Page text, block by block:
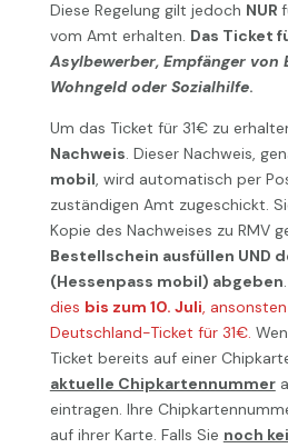
Diese Regelung gilt jedoch NUR
vom Amt erhalten. Das Ticket
Asylbewerber, Empfänger von
Wohngeld oder Sozialhilfe.
Um das Ticket für 31€ zu
Nachweis. Dieser Nachweis,
mobil, wird automatisch per
zuständigen Amt zugeschickt.
Kopie des Nachweises zu RMV
Bestellschein ausfüllen UND
(Hessenpass mobil) abgeben.
dies bis zum 10. Juli,
Deutschland-Ticket für 31€.
Ticket bereits auf einer
aktuelle Chipkartennummer
eintragen. Ihre
auf ihrer Karte. Falls Sie noch